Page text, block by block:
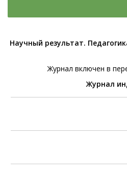
Научный результат.
Журнал включен в
Журнал